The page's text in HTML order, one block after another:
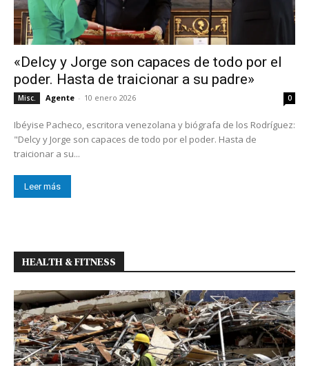
«Delcy y Jorge son capaces de todo por el
poder. Hasta de traicionar a su padre»
Misc. Agente - 10 enero 2026 0
Ibéyise Pacheco, escritora venezolana y biógrafa de los Rodríguez:
"Delcy y Jorge son capaces de todo por el poder. Hasta de
traicionar a su...
Leer más
HEALTH & FITNESS